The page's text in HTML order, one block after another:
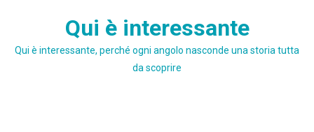
Qui è interessante
Qui è interessante, perché ogni angolo nasconde una storia tutta
da scoprire